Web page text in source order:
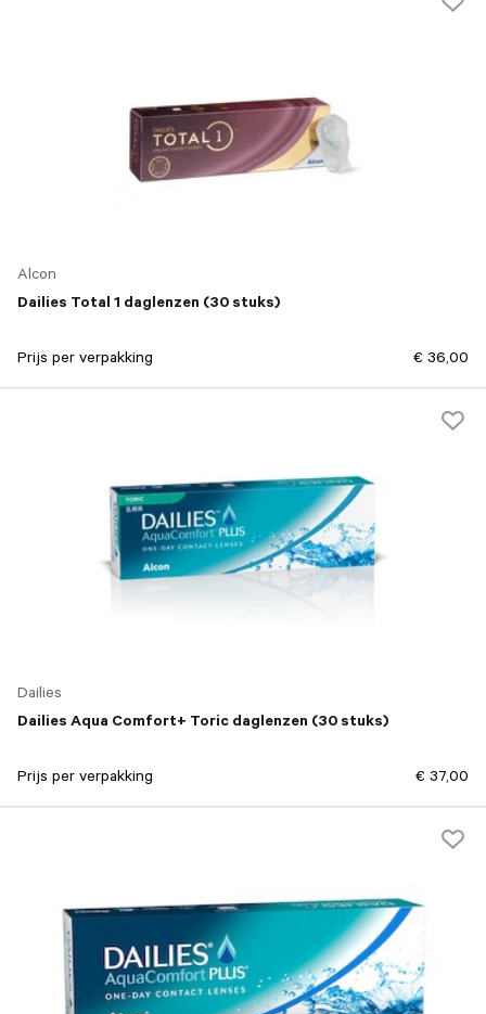
Alcon
Dailies Total 1 daglenzen (30 stuks)
Prijs per verpakking € 36,00
Dailies
Dailies Aqua Comfort+ Toric daglenzen (30 stuks)
Prijs per verpakking € 37,00